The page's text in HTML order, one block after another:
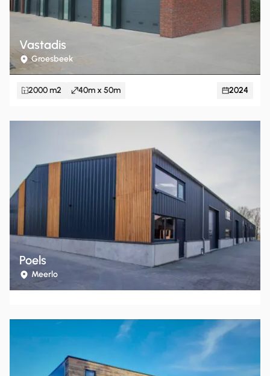
Vastadis
Groesbeek
2000 m2 40m x 50m 2024
Poels
Meerlo